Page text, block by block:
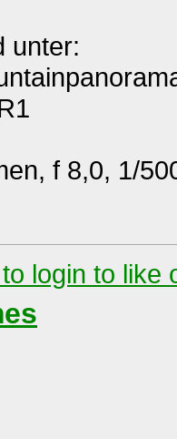
unter:
f 8,0, 1/
login to like